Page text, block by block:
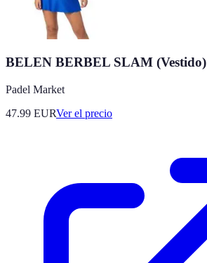
BELEN BERBEL SLAM (Vestido)
Padel Market
47.99 EURVer el precio